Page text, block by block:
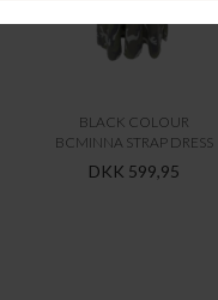
BLACK COLOUR
BCMINNA STRAP DRESS
DKK 599,95